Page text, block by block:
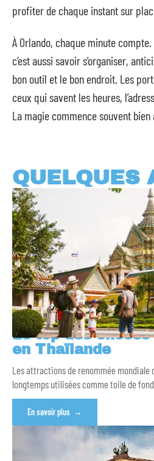
profiter de chaque instant sur
À Orlando, chaque minute
c’est aussi savoir s’organiser,
bon outil et le bon endroit. Les
ceux qui savent les heures,
La magie commence souvent bien
QUELQUES
Le top des
en Thaïlande
Les attractions de renommée mondiale
longtemps utilisées comme toile de
En savoir plus